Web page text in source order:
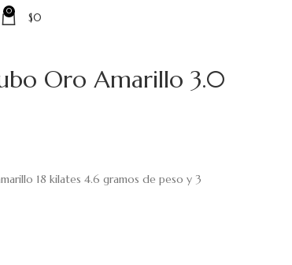
0 $0
Oro Amarillo 3.0
18 kilates 4.6 gramos de peso y 3